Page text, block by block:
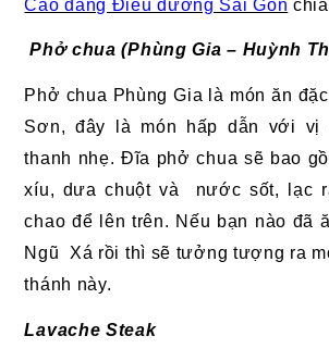
Cao đẳng Điều dưỡng Sài Gòn
Phở chua (Phùng Gia – Huỳnh
Phở chua Phùng Gia là món ăn
Sơn, đây là món hấp dẫn với vị
thanh nhẹ. Đĩa phở chua sẽ bao
xíu, dưa chuột và nước sốt, lạc
chao để lên trên. Nếu bạn nào đã
Ngũ Xá rồi thì sẽ tưởng tượng ra
thánh này.
Lavache Steak